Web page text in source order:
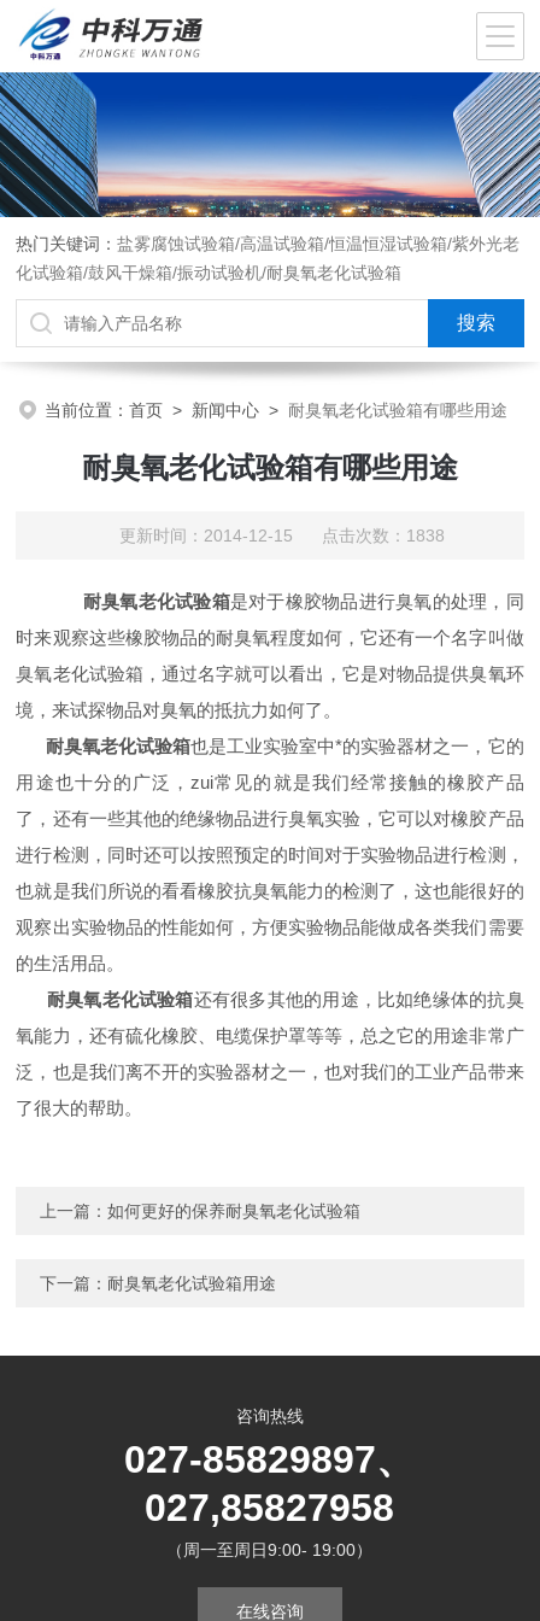
热门关键词：盐雾腐蚀试验箱/高温试验箱/恒温恒湿试验箱/紫外光老
化试验箱/鼓风干燥箱/振动试验机/耐臭氧老化试验箱
当前位置：首页 > 新闻中心 > 耐臭氧老化试验箱有哪些用途
耐臭氧老化试验箱有哪些用途
更新时间：2014-12-15 点击次数：1838
耐臭氧老化试验箱是对于橡胶物品进行臭氧的处理，同
时来观察这些橡胶物品的耐臭氧程度如何，它还有一个名字叫做
臭氧老化试验箱，通过名字就可以看出，它是对物品提供臭氧环
境，来试探物品对臭氧的抵抗力如何了。
耐臭氧老化试验箱也是工业实验室中*的实验器材之一，它的
用途也十分的广泛，zui常见的就是我们经常接触的橡胶产品
了，还有一些其他的绝缘物品进行臭氧实验，它可以对橡胶产品
进行检测，同时还可以按照预定的时间对于实验物品进行检测，
也就是我们所说的看看橡胶抗臭氧能力的检测了，这也能很好的
观察出实验物品的性能如何，方便实验物品能做成各类我们需要
的生活用品。
耐臭氧老化试验箱还有很多其他的用途，比如绝缘体的抗臭
氧能力，还有硫化橡胶、电缆保护罩等等，总之它的用途非常广
泛，也是我们离不开的实验器材之一，也对我们的工业产品带来
了很大的帮助。
上一篇：如何更好的保养耐臭氧老化试验箱
下一篇： 耐臭氧老化试验箱用途
咨询热线
027-85829897、
027,85827958
（周一至周日9:00- 19:00）
在线咨询